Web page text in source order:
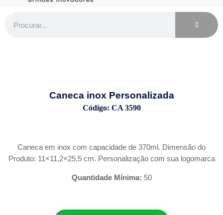
Caneca inox Personalizada
Código: CA 3590
Caneca em inox com capacidade de 370ml. Dimensão do
Produto: 11×11,2×25,5 cm. Personalização com sua logomarca
Quantidade Mínima: 50